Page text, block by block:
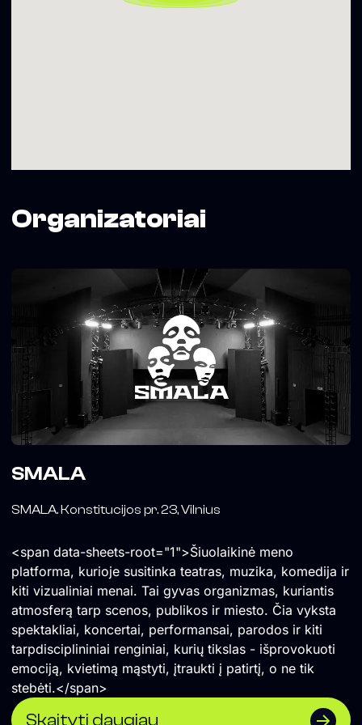
Organizatoriai
SMALA
SMALA. Konstitucijos pr. 23, Vilnius
<span data-sheets-root="1">Šiuolaikinė meno
platforma, kurioje susitinka teatras, muzika, komedija ir
kiti vizualiniai menai. Tai gyvas organizmas, kuriantis
atmosferą tarp scenos, publikos ir miesto. Čia vyksta
spektakliai, koncertai, performansai, parodos ir kiti
tarpdisciplininiai renginiai, kurių tikslas - išprovokuoti
emociją, kvietimą mąstyti, įtraukti į patirtį, o ne tik
stebėti.</span>
Skaityti daugiau